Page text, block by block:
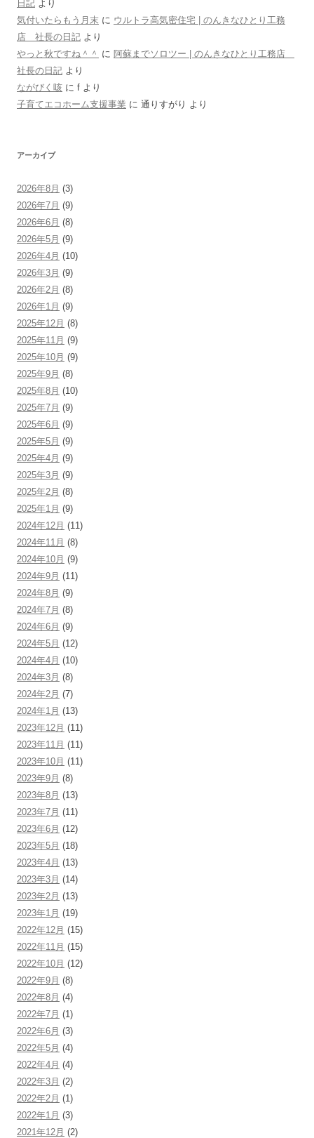
日記 より
気付いたらもう月末 に ウルトラ高気密住宅 | のんきなひとり工務
店 社長の日記 より
やっと秋ですね＾＾ に 阿蘇までソロツー | のんきなひとり工務店
社長の日記 より
ながびく咳 に f より
子育てエコホーム支援事業 に 通りすがり より
アーカイブ
2026年8月 (3)
2026年7月 (9)
2026年6月 (8)
2026年5月 (9)
2026年4月 (10)
2026年3月 (9)
2026年2月 (8)
2026年1月 (9)
2025年12月 (8)
2025年11月 (9)
2025年10月 (9)
2025年9月 (8)
2025年8月 (10)
2025年7月 (9)
2025年6月 (9)
2025年5月 (9)
2025年4月 (9)
2025年3月 (9)
2025年2月 (8)
2025年1月 (9)
2024年12月 (11)
2024年11月 (8)
2024年10月 (9)
2024年9月 (11)
2024年8月 (9)
2024年7月 (8)
2024年6月 (9)
2024年5月 (12)
2024年4月 (10)
2024年3月 (8)
2024年2月 (7)
2024年1月 (13)
2023年12月 (11)
2023年11月 (11)
2023年10月 (11)
2023年9月 (8)
2023年8月 (13)
2023年7月 (11)
2023年6月 (12)
2023年5月 (18)
2023年4月 (13)
2023年3月 (14)
2023年2月 (13)
2023年1月 (19)
2022年12月 (15)
2022年11月 (15)
2022年10月 (12)
2022年9月 (8)
2022年8月 (4)
2022年7月 (1)
2022年6月 (3)
2022年5月 (4)
2022年4月 (4)
2022年3月 (2)
2022年2月 (1)
2022年1月 (3)
2021年12月 (2)